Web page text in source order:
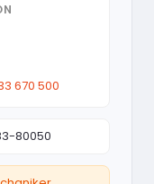
670 500
80050